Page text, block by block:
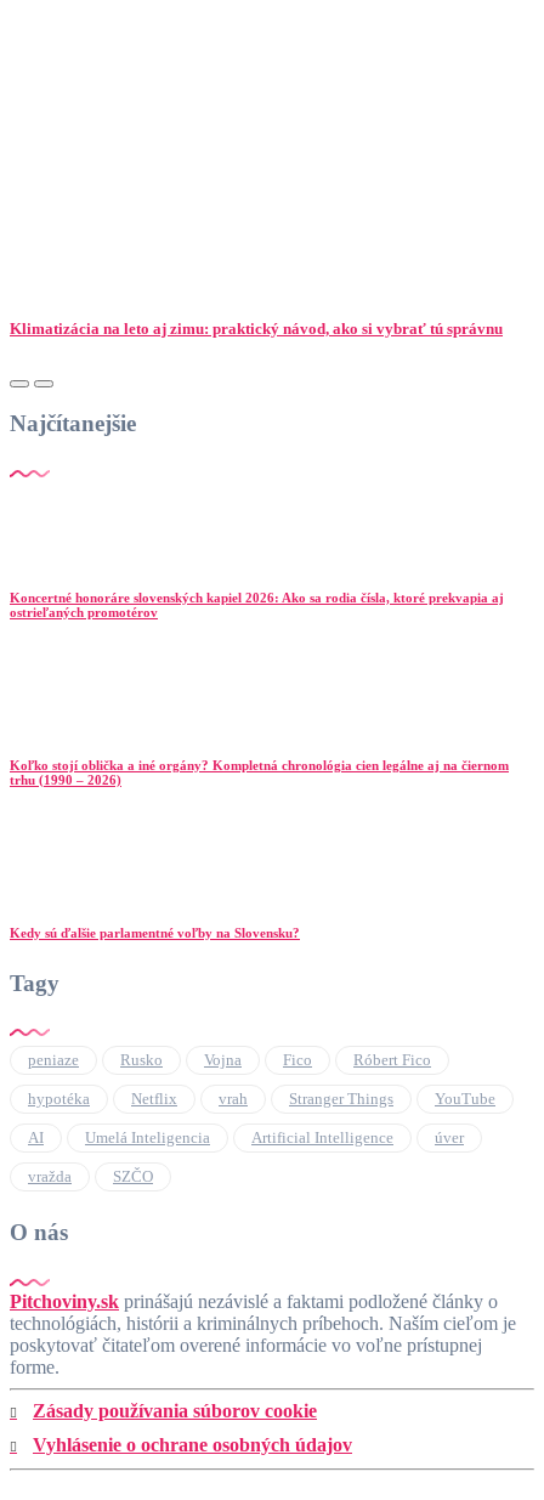
Klimatizácia na leto aj zimu: praktický návod, ako si vybrať tú správnu
Najčítanejšie
Koncertné honoráre slovenských kapiel 2026: Ako sa rodia čísla, ktoré prekvapia aj
ostrieľaných promotérov
Koľko stojí oblička a iné orgány? Kompletná chronológia cien legálne aj na čiernom
trhu (1990 – 2026)
Kedy sú ďalšie parlamentné voľby na Slovensku?
Tagy
peniaze Rusko Vojna Fico Róbert Fico
hypotéka Netflix vrah Stranger Things YouTube
AI Umelá Inteligencia Artificial Intelligence úver
vražda SZČO
O nás
Pitchoviny.sk prinášajú nezávislé a faktami podložené články o
technológiách, histórii a kriminálnych príbehoch. Naším cieľom je
poskytovať čitateľom overené informácie vo voľne prístupnej
forme.
Zásady používania súborov cookie
Vyhlásenie o ochrane osobných údajov